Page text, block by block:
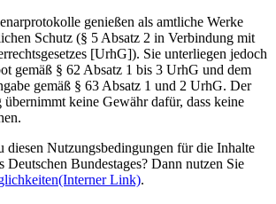
genießen als amtliche Werke
Schutz (§ 5 Absatz 2 in Verbindung mit
[UrhG]). Sie unterliegen jedoch
gemäß § 62 Absatz 1 bis 3 UrhG und dem
gemäß § 63 Absatz 1 und 2 UrhG. Der
übernimmt keine Gewähr dafür, dass keine
diesen Nutzungsbedingungen für die Inhalte
Deutschen Bundestages? Dann nutzen Sie
(Interner Link).